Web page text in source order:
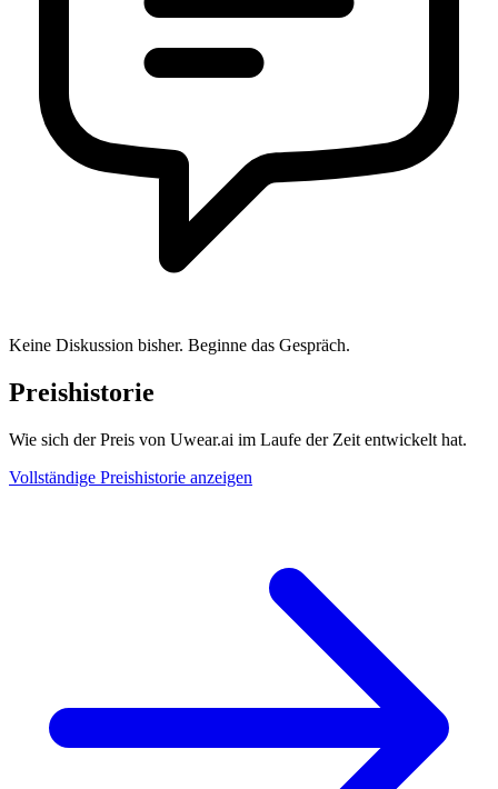
Keine Diskussion bisher. Beginne das Gespräch.
Preishistorie
Wie sich der Preis von Uwear.ai im Laufe der Zeit entwickelt hat.
Vollständige Preishistorie anzeigen